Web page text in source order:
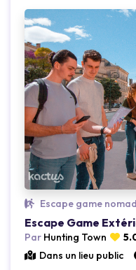
Escape game
Par Hunting Town
Dans un lieu public